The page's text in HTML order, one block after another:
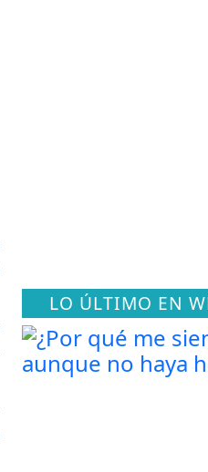
LO ÚLTIMO EN